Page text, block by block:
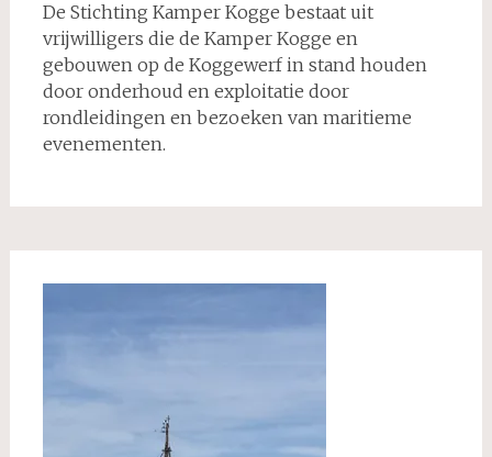
De Stichting Kamper Kogge bestaat uit
vrijwilligers die de Kamper Kogge en
gebouwen op de Koggewerf in stand houden
door onderhoud en exploitatie door
rondleidingen en bezoeken van maritieme
evenementen.